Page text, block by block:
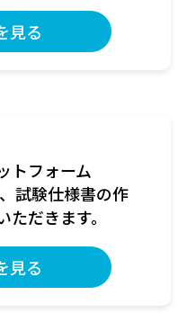
見る
トフォーム
試験仕様書の作
だきます。
見る